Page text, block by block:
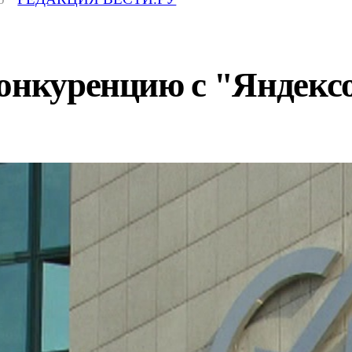
с